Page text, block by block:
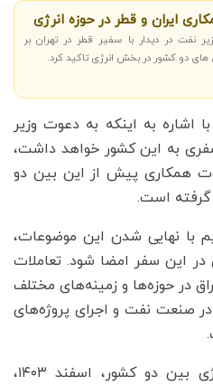
ایران و قطر در حوزه انرژی
نفت در دیدار با سفیر قطر در تهران بر
دو کشور در بخش انرژی تاکید کرد.
اشاره به اینکه به دعوت وزیر
به این کشور خواهد داشت،
همکاری پیش از این بین دو
گرفته است.
با نهایی‌ شدن این موضوعات،
در این سفر امضا شود. تعاملات
در حوزه‌ها و زمینه‌های مختلف
در صنعت نفت و اجرای پروژه‌های
در راستای تقویت روابط انرژی بین دو کشور، اسفند ۱۴۰۳،